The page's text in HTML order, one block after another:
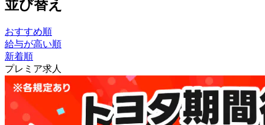
並び替え
おすすめ順
給与が高い順
新着順
プレミア求人